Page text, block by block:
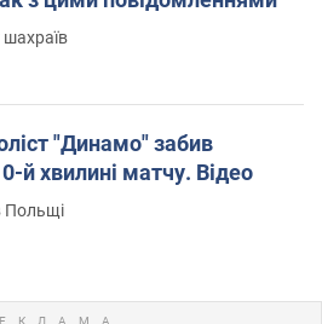
"Динамо" забив
й хвилині матчу. Відео
Польщі